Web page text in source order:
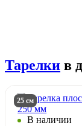
Тарелки в
25 см
В наличии